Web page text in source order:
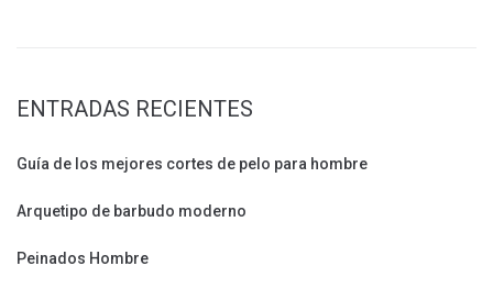
ENTRADAS RECIENTES
Guía de los mejores cortes de pelo para hombre
Arquetipo de barbudo moderno
Peinados Hombre